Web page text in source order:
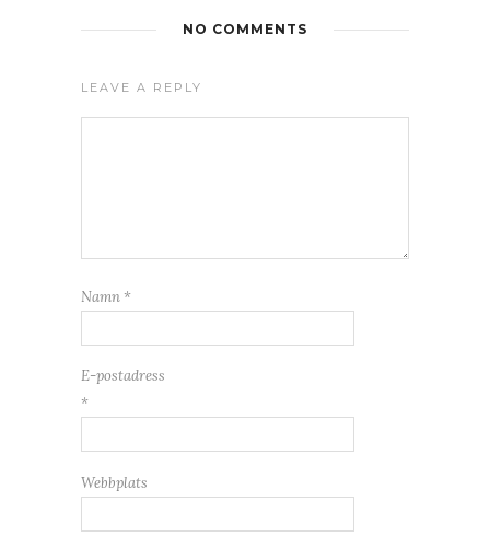
NO COMMENTS
LEAVE A REPLY
Namn *
E-postadress
*
Webbplats